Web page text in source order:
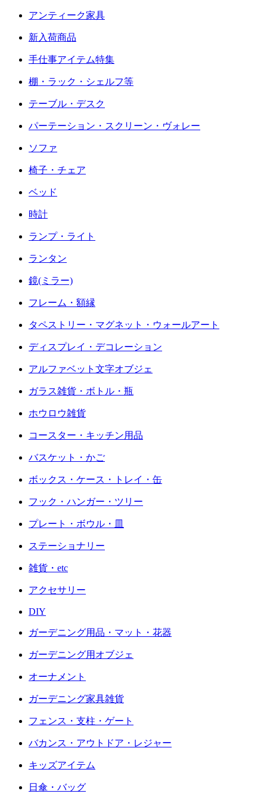
アンティーク家具
新入荷商品
手仕事アイテム特集
棚・ラック・シェルフ等
テーブル・デスク
パーテーション・スクリーン・ヴォレー
ソファ
椅子・チェア
ベッド
時計
ランプ・ライト
ランタン
鏡(ミラー)
フレーム・額縁
タペストリー・マグネット・ウォールアート
ディスプレイ・デコレーション
アルファベット文字オブジェ
ガラス雑貨・ボトル・瓶
ホウロウ雑貨
コースター・キッチン用品
バスケット・かご
ボックス・ケース・トレイ・缶
フック・ハンガー・ツリー
プレート・ボウル・皿
ステーショナリー
雑貨・etc
アクセサリー
DIY
ガーデニング用品・マット・花器
ガーデニング用オブジェ
オーナメント
ガーデニング家具雑貨
フェンス・支柱・ゲート
バカンス・アウトドア・レジャー
キッズアイテム
日傘・バッグ